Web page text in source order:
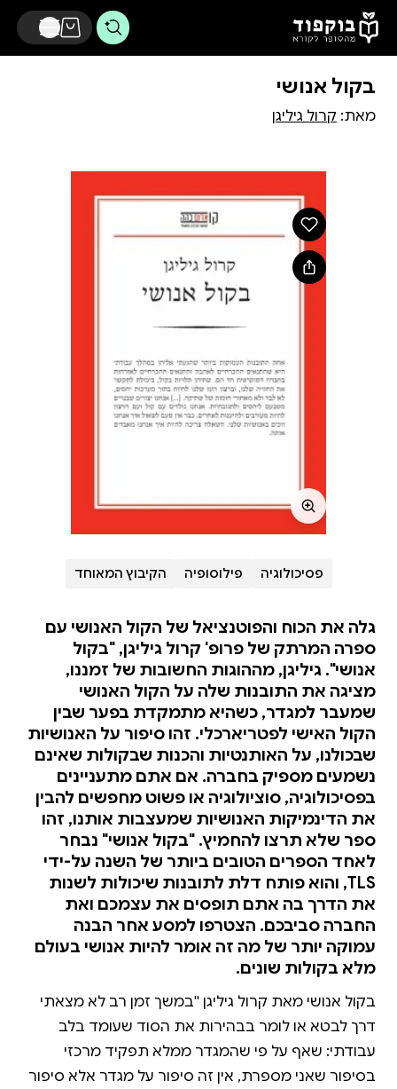
דלג לתוכן הראשי
בקול אנושי
מאת: קרול גיליגן
פסיכולוגיה פילוסופיה הקיבוץ המאוחד
גלה את הכוח והפוטנציאל של הקול האנושי עם
ספרה המרתק של פרופ' קרול גיליגן, "בקול
אנושי". גיליגן, מההוגות החשובות של זמננו,
מציגה את התובנות שלה על הקול האנושי
שמעבר למגדר, כשהיא מתמקדת בפער שבין
הקול האישי לפטריארכלי. זהו סיפור על האנושיות
שבכולנו, על האותנטיות והכנות שבקולות שאינם
נשמעים מספיק בחברה. אם אתם מתעניינים
בפסיכולוגיה, סוציולוגיה או פשוט מחפשים להבין
את הדינמיקות האנושיות שמעצבות אותנו, זהו
ספר שלא תרצו להחמיץ. "בקול אנושי" נבחר
לאחד הספרים הטובים ביותר של השנה על-ידי
TLS, והוא פותח דלת לתובנות שיכולות לשנות
את הדרך בה אתם תופסים את עצמכם ואת
החברה סביבכם. הצטרפו למסע אחר הבנה
עמוקה יותר של מה זה אומר להיות אנושי בעולם
מלא בקולות שונים.
בקול אנושי מאת קרול גיליגן ''במשך זמן רב לא מצאתי
דרך לבטא או לומר בבהירות את הסוד שעומד בלב
עבודתי: שאף על פי שהמגדר ממלא תפקיד מרכזי
בסיפור שאני מספרת, אין זה סיפור על מגדר אלא סיפור